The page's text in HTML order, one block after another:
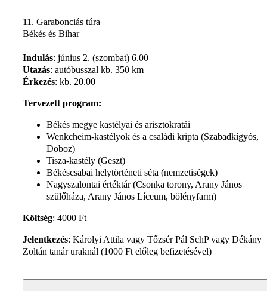
11. Garabonciás túra
Békés és Bihar
Indulás: június 2. (szombat) 6.00
Utazás: autóbusszal kb. 350 km
Érkezés: kb. 20.00
Tervezett program:
Békés megye kastélyai és arisztokratái
Wenkcheim-kastélyok és a családi kripta (Szabadkígyós,
Doboz)
Tisza-kastély (Geszt)
Békéscsabai helytörténeti séta (nemzetiségek)
Nagyszalontai értéktár (Csonka torony, Arany János
szülőháza, Arany János Líceum, bölényfarm)
Költség: 4000 Ft
Jelentkezés: Károlyi Attila vagy Tőzsér Pál SchP vagy Dékány
Zoltán tanár uraknál (1000 Ft előleg befizetésével)